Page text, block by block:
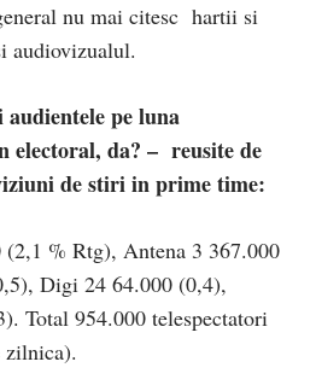
nu mai citesc hartii si
audiovizualul.
audientele pe luna
electoral, da? – reusite de
de stiri in prime time:
% Rtg), Antena 3 367.000
Digi 24 64.000 (0,4),
Total 954.000 telespectatori
zilnica).